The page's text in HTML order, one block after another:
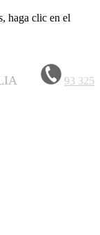
haga clic en el
93 325